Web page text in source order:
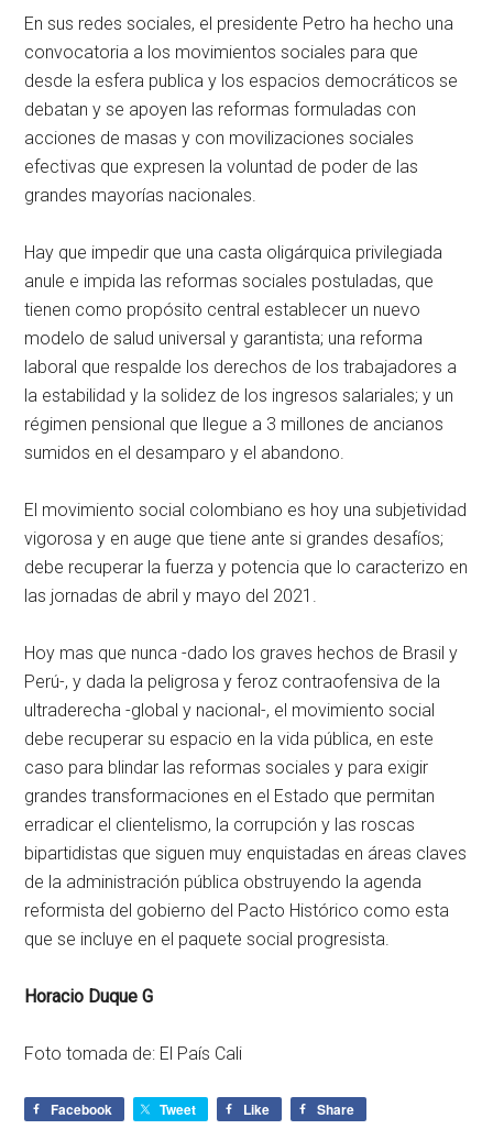
En sus redes sociales, el presidente Petro ha hecho una
convocatoria a los movimientos sociales para que
desde la esfera publica y los espacios democráticos se
debatan y se apoyen las reformas formuladas con
acciones de masas y con movilizaciones sociales
efectivas que expresen la voluntad de poder de las
grandes mayorías nacionales.
Hay que impedir que una casta oligárquica privilegiada
anule e impida las reformas sociales postuladas, que
tienen como propósito central establecer un nuevo
modelo de salud universal y garantista; una reforma
laboral que respalde los derechos de los trabajadores a
la estabilidad y la solidez de los ingresos salariales; y un
régimen pensional que llegue a 3 millones de ancianos
sumidos en el desamparo y el abandono.
El movimiento social colombiano es hoy una subjetividad
vigorosa y en auge que tiene ante si grandes desafíos;
debe recuperar la fuerza y potencia que lo caracterizo en
las jornadas de abril y mayo del 2021.
Hoy mas que nunca -dado los graves hechos de Brasil y
Perú-, y dada la peligrosa y feroz contraofensiva de la
ultraderecha -global y nacional-, el movimiento social
debe recuperar su espacio en la vida pública, en este
caso para blindar las reformas sociales y para exigir
grandes transformaciones en el Estado que permitan
erradicar el clientelismo, la corrupción y las roscas
bipartidistas que siguen muy enquistadas en áreas claves
de la administración pública obstruyendo la agenda
reformista del gobierno del Pacto Histórico como esta
que se incluye en el paquete social progresista.
Horacio Duque G
Foto tomada de: El País Cali
Facebook Tweet Like
Share